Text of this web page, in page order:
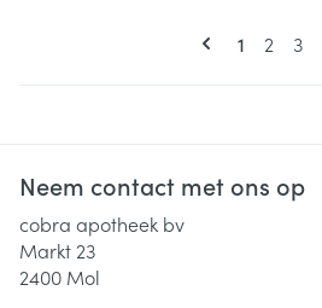
U lees
1 Pagina
2 3
Neem contact met ons op
cobra apotheek bv
Markt 23
2400 Mol